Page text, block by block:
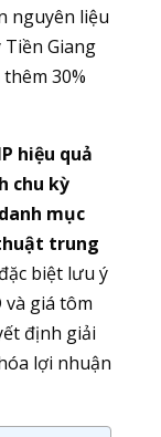
nguyên liệu
Tiền Giang
30%
hiệu quả
chu kỳ
mục
trung
biệt lưu ý
và giá tôm
định giải
lợi nhuận